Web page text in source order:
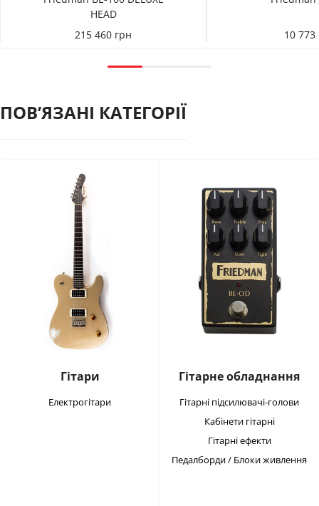
HEAD
215 460 грн
10 773
ПОВʼЯЗАНІ КАТЕГОРІЇ
Гітари
Електрогітари
Гітарне обладнання
Гітарні підсилювачі-голови
Кабінети гітарні
Гітарні ефекти
Педалборди / Блоки живлення